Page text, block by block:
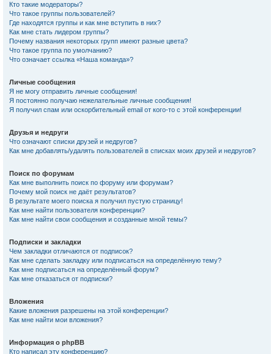
Кто такие модераторы?
Что такое группы пользователей?
Где находятся группы и как мне вступить в них?
Как мне стать лидером группы?
Почему названия некоторых групп имеют разные цвета?
Что такое группа по умолчанию?
Что означает ссылка «Наша команда»?
Личные сообщения
Я не могу отправить личные сообщения!
Я постоянно получаю нежелательные личные сообщения!
Я получил спам или оскорбительный email от кого-то с этой конференции!
Друзья и недруги
Что означают списки друзей и недругов?
Как мне добавлять/удалять пользователей в списках моих друзей и недругов?
Поиск по форумам
Как мне выполнить поиск по форуму или форумам?
Почему мой поиск не даёт результатов?
В результате моего поиска я получил пустую страницу!
Как мне найти пользователя конференции?
Как мне найти свои сообщения и созданные мной темы?
Подписки и закладки
Чем закладки отличаются от подписок?
Как мне сделать закладку или подписаться на определённую тему?
Как мне подписаться на определённый форум?
Как мне отказаться от подписки?
Вложения
Какие вложения разрешены на этой конференции?
Как мне найти мои вложения?
Информация о phpBB
Кто написал эту конференцию?